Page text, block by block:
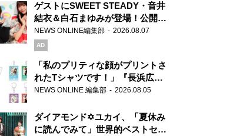
ゲストにSWEET STEADY・音井
結衣＆白石まゆみが登場！公開収
録で素顔全開！
NEWS ONLINE編集部 2026.08.07
AD
「私のプリティな顔がプリントさ
れたTシャツです！」『長浜広奈
天下無双』初の番組グッズ発売
NEWS ONLINE 編集部 2026.08.05
ダイアモンド✡ユカイ、「夏休み
に読んでみて」世界的ベストセラ